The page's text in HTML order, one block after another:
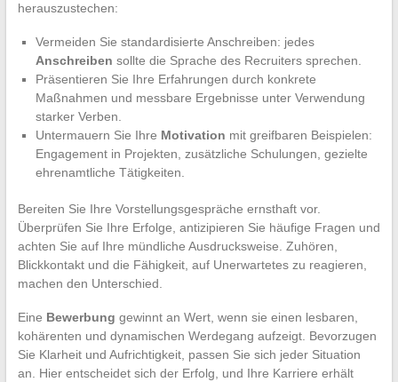
herauszustechen:
Vermeiden Sie standardisierte Anschreiben: jedes
Anschreiben sollte die Sprache des Recruiters sprechen.
Präsentieren Sie Ihre Erfahrungen durch konkrete
Maßnahmen und messbare Ergebnisse unter Verwendung
starker Verben.
Untermauern Sie Ihre Motivation mit greifbaren Beispielen:
Engagement in Projekten, zusätzliche Schulungen, gezielte
ehrenamtliche Tätigkeiten.
Bereiten Sie Ihre Vorstellungsgespräche ernsthaft vor.
Überprüfen Sie Ihre Erfolge, antizipieren Sie häufige Fragen und
achten Sie auf Ihre mündliche Ausdrucksweise. Zuhören,
Blickkontakt und die Fähigkeit, auf Unerwartetes zu reagieren,
machen den Unterschied.
Eine Bewerbung gewinnt an Wert, wenn sie einen lesbaren,
kohärenten und dynamischen Werdegang aufzeigt. Bevorzugen
Sie Klarheit und Aufrichtigkeit, passen Sie sich jeder Situation
an. Hier entscheidet sich der Erfolg, und Ihre Karriere erhält